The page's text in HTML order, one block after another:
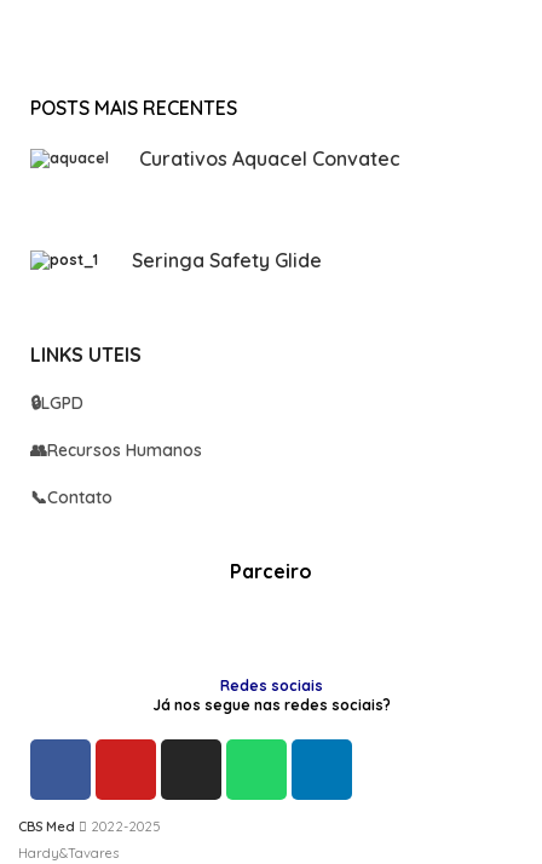
POSTS MAIS RECENTES
Curativos Aquacel Convatec
Seringa Safety Glide
LINKS UTEIS
🔒LGPD
👥Recursos Humanos
📞Contato
Parceiro
Redes sociais
Já nos segue nas redes sociais?
CBS Med
2022-2025
Hardy&Tavares